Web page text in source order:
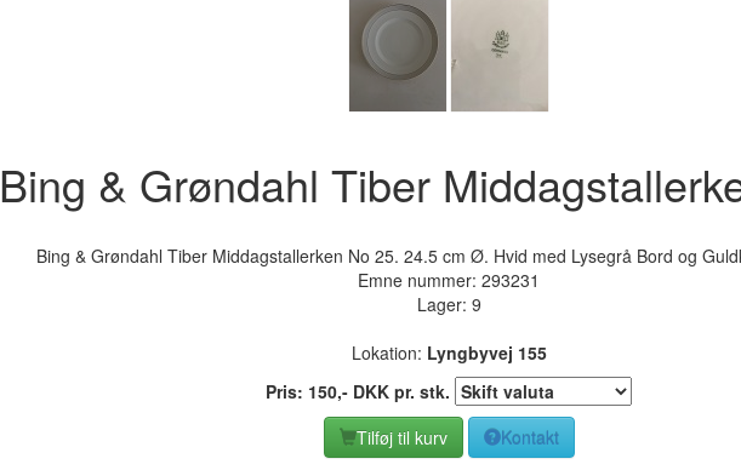
Bing & Grøndahl Tiber
Bing & Grøndahl Tiber Middagstallerken No 25. 24.5 cm Ø. Hvid med Lysegrå Bord og
Emne nummer: 293231
Lager: 9
Lokation: Lyngbyvej 155
Pris: 150,- DKK pr. stk.
Tilføj til kurv
Kontakt